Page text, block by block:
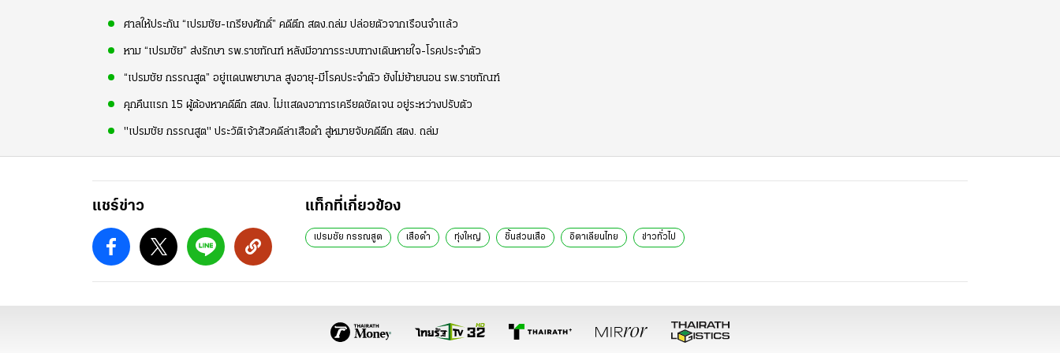
ศาลให้ประกัน “เปรมชัย-เกรียงศักดิ์” คดีตึก สตง.ถล่ม ปล่อยตัวจากเรือนจำแล้ว
หาม “เปรมชัย” ส่งรักษา รพ.ราชทัณฑ์ หลังมีอาการระบบทางเดินหายใจ-โรคประจำตัว
“เปรมชัย กรรณสูต” อยู่แดนพยาบาล สูงอายุ-มีโรคประจำตัว ยังไม่ย้ายนอน รพ.ราชทัณฑ์
คุกคืนแรก 15 ผู้ต้องหาคดีตึก สตง. ไม่แสดงอาการเครียดชัดเจน อยู่ระหว่างปรับตัว
"เปรมชัย กรรณสูต" ประวัติเจ้าสัวคดีล่าเสือดำ สู่หมายจับคดีตึก สตง. ถล่ม
แชร์ข่าว แท็กที่เกี่ยวข้อง
เปรมชัย กรรณสูต เสือดำ ทุ่งใหญ่ ชิ้นส่วนเสือ อิตาเลียนไทย ข่าวทั่วไป